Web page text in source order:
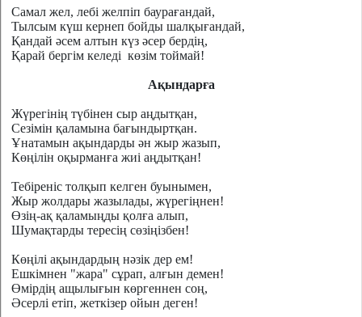
Самал жел, лебі желпіп баурағандай,
Тылсым күш кернеп бойды шалқығандай,
Қандай әсем алтын күз әсер бердің,
Қарай бергім келеді көзім тоймай!
Ақындарға
Жүрегінің түбінен сыр аңдытқан,
Сезімін қаламына бағындыртқан.
Ұнатамын ақындарды ән жыр жазып,
Көңілін оқырманға жиі аңдытқан!
Тебіреніс толқып келген буынымен,
Жыр жолдары жазылады, жүрегіңнен!
Өзің-ақ қаламыңды қолға алып,
Шумақтарды тересің сөзіңізбен!
Көңілі ақындардың нәзік дер ем!
Ешкімнен "жара" сұрап, алғын демен!
Өмірдің ащылығын көргеннен соң,
Әсерлі етіп, жеткізер ойын деген!